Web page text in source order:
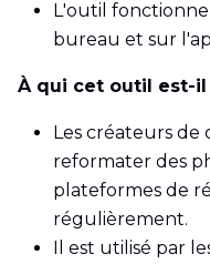
L'outil fonctionne
bureau et sur
À qui cet outil est-il
Les créateurs
reformater des
plateformes de
régulièrement.
Il est utilisé par